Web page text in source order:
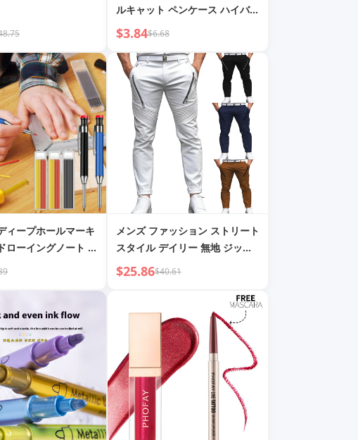
ルキャット ペンケース ハイバリ
ュー 文房具バッグ 大容量 ペン
ケース 収納 小・中学生用
$3.84$6.68
ィープホールマーキ
ローイングノート グ
掘鉛筆芯 ミニタイ
メンズ ファッション ストリート
スタイル デイリー 無地 ジッパ
ー プリーツ スリムフィット ス
トレッチ ペンシル テーパードパ
$25.86$40.61